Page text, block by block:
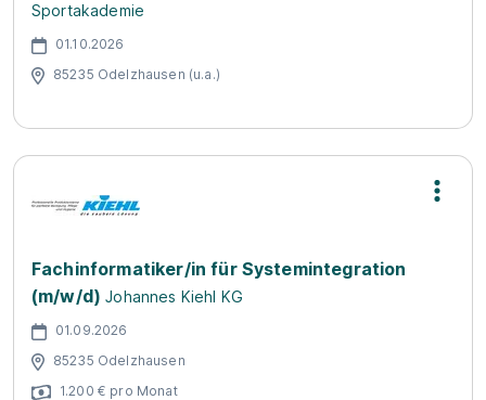
Sportakademie
01.10.2026
85235 Odelzhausen (u.a.)
Fachinformatiker/in für Systemintegration
(m/w/d) Johannes Kiehl KG
01.09.2026
85235 Odelzhausen
1.200 € pro Monat